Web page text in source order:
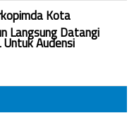
Kota
Langsung Datangi
Untuk Audensi